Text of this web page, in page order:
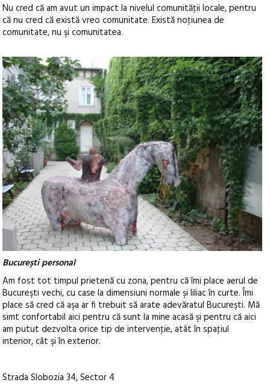
Nu cred că am avut un impact la nivelul comunităţii locale, pentru
că nu cred că există vreo comunitate. Există noţiunea de
comunitate, nu şi comunitatea.
București personal
Am fost tot timpul prietenă cu zona, pentru că îmi place aerul de
Bucureşti vechi, cu case la dimensiuni normale şi liliac în curte. Îmi
place să cred că aşa ar fi trebuit să arate adevăratul Bucureşti. Mă
simt confortabil aici pentru că sunt la mine acasă şi pentru că aici
am putut dezvolta orice tip de intervenţie, atât în spaţiul
interior, cât şi în exterior.
Strada Slobozia 34, Sector 4